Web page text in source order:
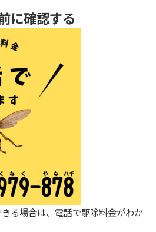
に確認する
る場合は、電話で駆除料金がわか